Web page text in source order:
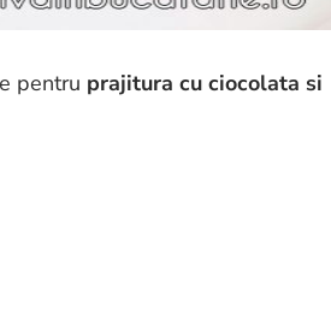
pentru prajitura cu ciocolata si